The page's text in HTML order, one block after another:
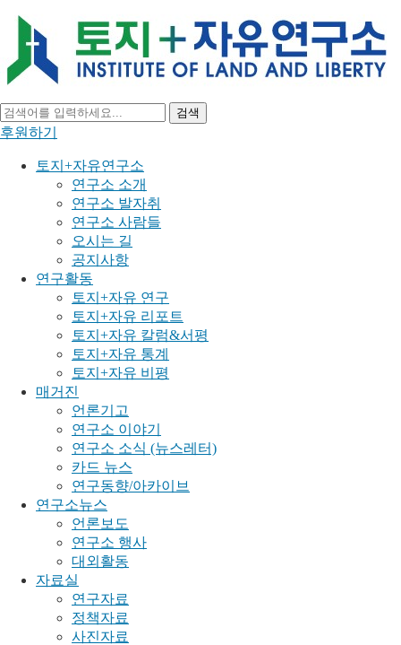
검색
후원하기
토지+자유연구소
연구소 소개
연구소 발자취
연구소 사람들
오시는 길
공지사항
연구활동
토지+자유 연구
토지+자유 리포트
토지+자유 칼럼&서평
토지+자유 통계
토지+자유 비평
매거진
언론기고
연구소 이야기
연구소 소식 (뉴스레터)
카드 뉴스
연구동향/아카이브
연구소뉴스
언론보도
연구소 행사
대외활동
자료실
연구자료
정책자료
사진자료